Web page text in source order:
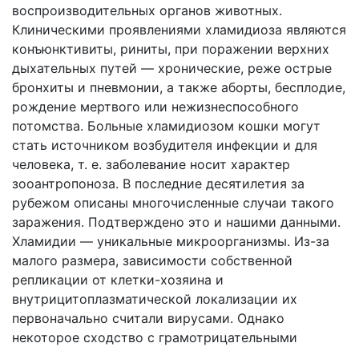
воспроизводительных органов животных.
Клиническими проявлениями хламидиоза являются
конъюнктивиты, риниты, при поражении верхних
дыхательных путей — хронические, реже острые
бронхиты и пневмонии, а также аборты, бесплодие,
рождение мертвого или нежизнеспособного
потомства. Больные хламидиозом кошки могут
стать источником возбудителя инфекции и для
человека, т. е. заболевание носит характер
зооантропоноза. В последние десятилетия за
рубежом описаны многочисленные случаи такого
заражения. Подтверждено это и нашими данными.
Хламидии — уникальные микроорганизмы. Из-за
малого размера, зависимости собственной
репликации от клетки-хозяина и
внутрицитоплазматической локализации их
первоначально считали вирусами. Однако
некоторое сходство с грамотрицательными